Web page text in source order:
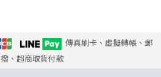
傳真刷卡、虛擬轉帳、郵
、超商取貨付款